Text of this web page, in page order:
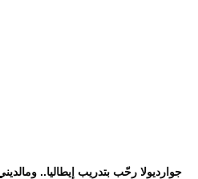
جوارديولا رحّب بتدريب إيطاليا..